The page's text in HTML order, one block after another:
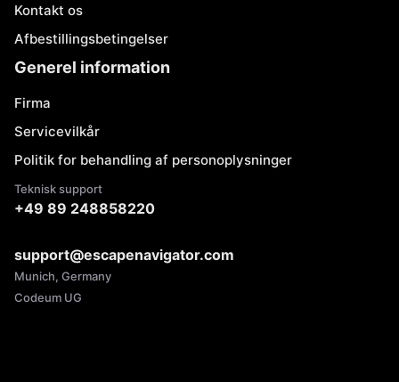
Kontakt os
Afbestillingsbetingelser
Generel information
Firma
Servicevilkår
Politik for behandling af personoplysninger
Teknisk support
+49 89 248858220
support@escapenavigator.com
Munich, Germany
Codeum UG